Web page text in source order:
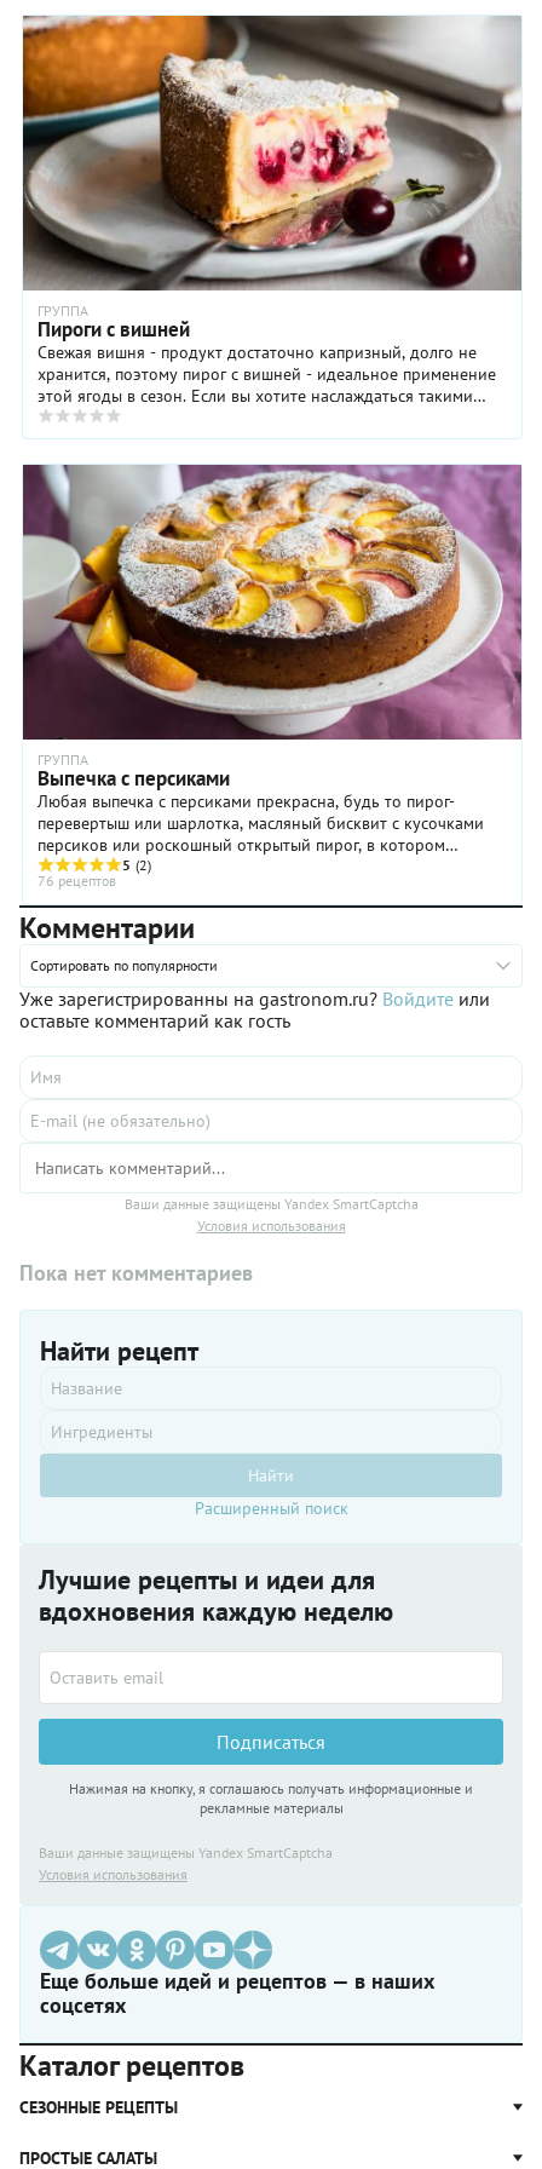
со
сметаной
не только
нежной,
но и
пышной.
я делюсь
с вами
ниже.
чуть
отжать,
чтобы
избавиться
от
лишнего
сока. В
списке
ингредиентов
йогуртового
пирога в
духовке с
персиком
рецепт
которого
дан ниже,
не всем
привычная
мера —
чашки. Не
теряйтесь:
объем
чашки —
240 мл.
Найдите
среди
своих
подходящую —
и вперед.
ГРУППА
Пироги с вишней
Свежая вишня - продукт достаточно капризный, долго не
хранится, поэтому пирог с вишней - идеальное применение
этой ягоды в сезон. Если вы хотите наслаждаться такими
пирогами круглогодично, вишню ...
ГРУППА
Выпечка с персиками
Любая выпечка с персиками прекрасна, будь то пирог-
перевертыш или шарлотка, масляный бисквит с кусочками
персиков или роскошный открытый пирог, в котором
половинки персиков разложены поверх ароматного ...
5 (2)
76 рецептов
Комментарии
Сортировать по популярности
Уже зарегистрированны на gastronom.ru? Войдите или
оставьте комментарий как гость
Ваши данные защищены Yandex SmartCaptcha
Условия использования
Пока нет комментариев
Найти рецепт
Найти
Расширенный поиск
Лучшие рецепты и идеи для
вдохновения каждую неделю
Подписаться
Нажимая на кнопку, я соглашаюсь получать информационные и
рекламные материалы
Ваши данные защищены Yandex SmartCaptcha
Условия использования
Еще больше идей и рецептов — в наших
соцсетях
Каталог рецептов
СЕЗОННЫЕ РЕЦЕПТЫ
Рецепты из капусты
ПРОСТЫЕ САЛАТЫ